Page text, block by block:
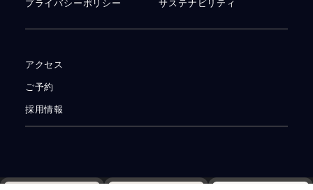
プライバシーポリシー サステナビリティ
アクセス
ご予約
採用情報